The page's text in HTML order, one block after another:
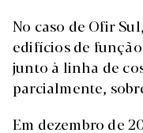
No caso de Ofir
edifícios de
junto à linha de
parcialmente,
Em dezembro de